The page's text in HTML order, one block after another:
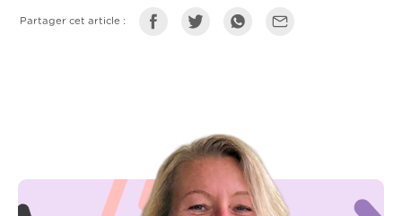
Partager cet article :